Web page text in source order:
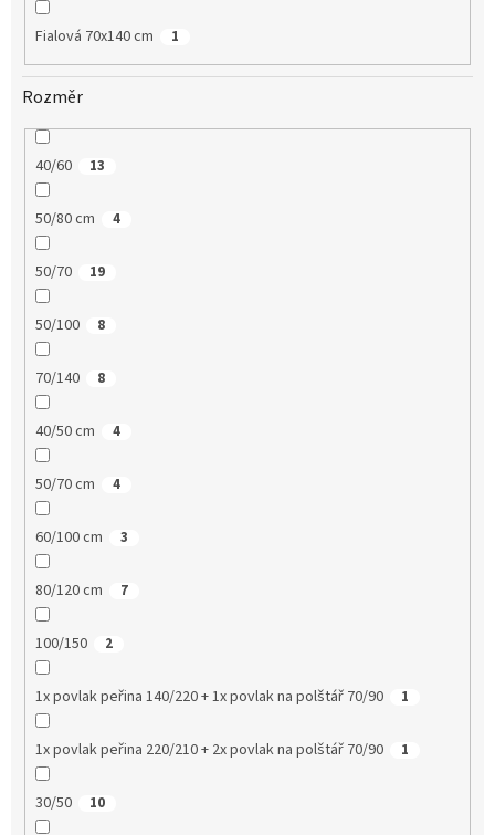
Fialová 70x140 cm 1
Rozměr
40/60 13
50/80 cm 4
50/70 19
50/100 8
70/140 8
40/50 cm 4
50/70 cm 4
60/100 cm 3
80/120 cm 7
100/150 2
1x povlak peřina 140/220 + 1x povlak na polštář 70/90 1
1x povlak peřina 220/210 + 2x povlak na polštář 70/90 1
30/50 10